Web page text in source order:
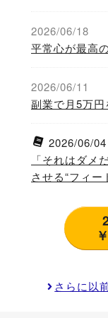
2026/06/18
平常心が最高
2026/06/11
副業で月5万円
2026/06/04
「それはダメ
させる“フィー
さらに以